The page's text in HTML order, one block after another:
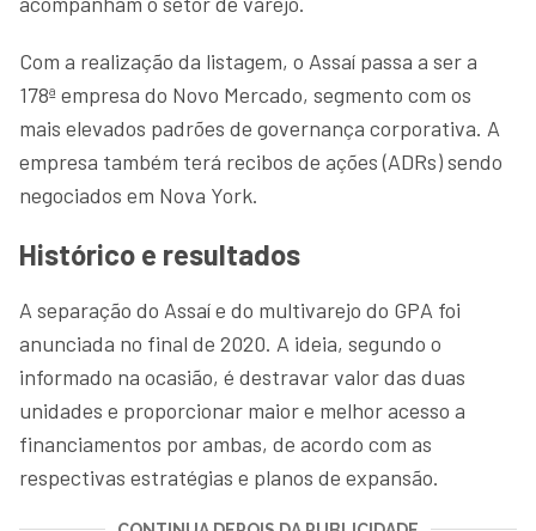
Com a realização da listagem, o Assaí passa a ser a
178ª empresa do Novo Mercado, segmento com os
mais elevados padrões de governança corporativa. A
empresa também terá recibos de ações (ADRs) sendo
negociados em Nova York.
Histórico e resultados
A separação do Assaí e do multivarejo do GPA foi
anunciada no final de 2020. A ideia, segundo o
informado na ocasião, é destravar valor das duas
unidades e proporcionar maior e melhor acesso a
financiamentos por ambas, de acordo com as
respectivas estratégias e planos de expansão.